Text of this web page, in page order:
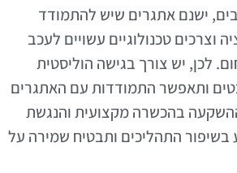
ישנם אתגרים שיש להתמודד
וצרכים טכנולוגיים עשויים לעכב
לכן, יש צורך בגישה הוליסטית
ותאפשר התמודדות עם האתגרים
בהכשרה מקצועית והנגשת
בשיפור התהליכים ותבטיח שמירה על